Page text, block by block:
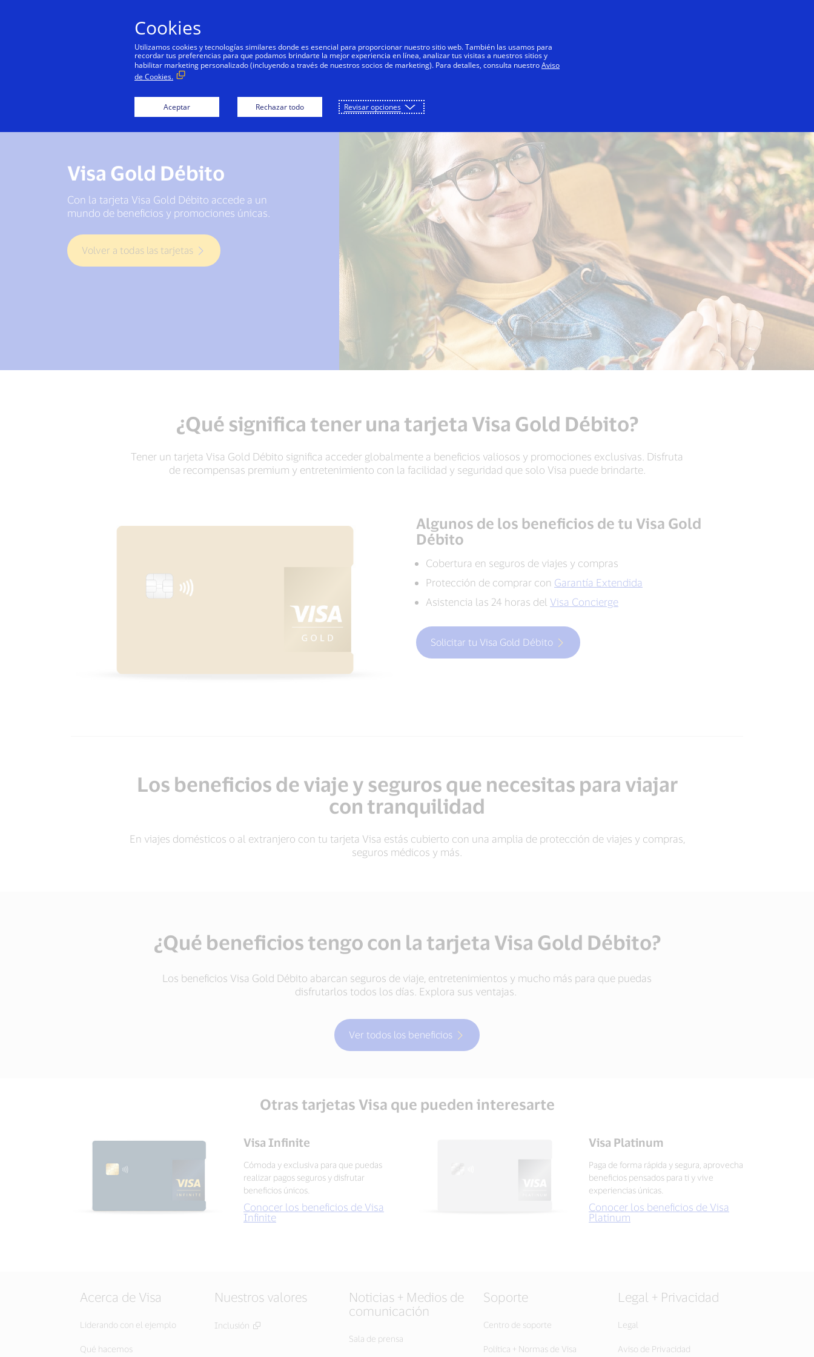
Personas Negocios Innovadores Todos
Visa Gold Débito
Con la tarjeta Visa Gold Débito accede a un
mundo de beneficios y promociones únicas.
Volver a todas las tarjetas
¿Qué significa tener una tarjeta Visa Gold Débito?
Tener un tarjeta Visa Gold Débito significa acceder globalmente a beneficios valiosos y promociones exclusivas. Disfruta
de recompensas premium y entretenimiento con la facilidad y seguridad que solo Visa puede brindarte.
Algunos de los beneficios de tu Visa Gold
Débito
Cobertura en seguros de viajes y compras
Protección de comprar con Garantía Extendida
Asistencia las 24 horas del Visa Concierge
Solicitar tu Visa Gold Débito
Los beneficios de viaje y seguros que necesitas para viajar
con tranquilidad
En viajes domésticos o al extranjero con tu tarjeta Visa estás cubierto con una amplia de protección de viajes y compras,
seguros médicos y más.
¿Qué beneficios tengo con la tarjeta Visa Gold Débito?
Los beneficios Visa Gold Débito abarcan seguros de viaje, entretenimientos y mucho más para que puedas
disfrutarlos todos los días. Explora sus ventajas.
Ver todos los beneficios
Otras tarjetas Visa que pueden interesarte
Visa Infinite
Cómoda y exclusiva para que puedas
realizar pagos seguros y disfrutar
beneficios únicos.
Conocer los beneficios de Visa
Infinite
Visa Platinum
Paga de forma rápida y segura, aprovecha
beneficios pensados para ti y vive
experiencias únicas.
Conocer los beneficios de Visa
Platinum
Acerca de Visa
Liderando con el ejemplo
Qué hacemos
Nuestros valores
Inclusión
Noticias + Medios de
comunicación
Sala de prensa
Soporte
Centro de soporte
Política + Normas de Visa
Legal + Privacidad
Legal
Aviso de Privacidad
Cookies
Utilizamos cookies y tecnologías similares donde es esencial para proporcionar nuestro sitio web. También las usamos para
recordar tus preferencias para que podamos brindarte la mejor experiencia en línea, analizar tus visitas a nuestros sitios y
habilitar marketing personalizado (incluyendo a través de nuestros socios de marketing). Para detalles, consulta nuestroAviso
de Cookies.
Aceptar Rechazar todo Revisar opciones